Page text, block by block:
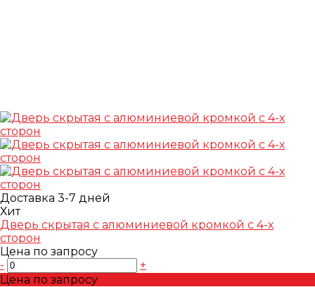
Доставка 3-7 дней
Хит
Дверь скрытая с алюминиевой кромкой с 4-х
сторон
Цена по запросу
-
+
Цена по запросу